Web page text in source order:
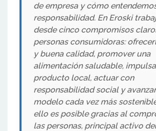
de empresa y cómo
responsabilidad. En Eroski
desde cinco compromisos
personas consumidoras:
y buena calidad, promover una
alimentación saludable,
producto local, actuar con
responsabilidad social y
modelo cada vez más
ello es posible gracias al
las personas, principal activo